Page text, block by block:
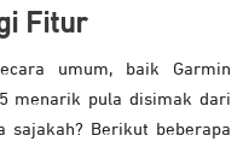
Fitur
umum, baik Garmin
menarik pula disimak dari
sajakah? Berikut beberapa